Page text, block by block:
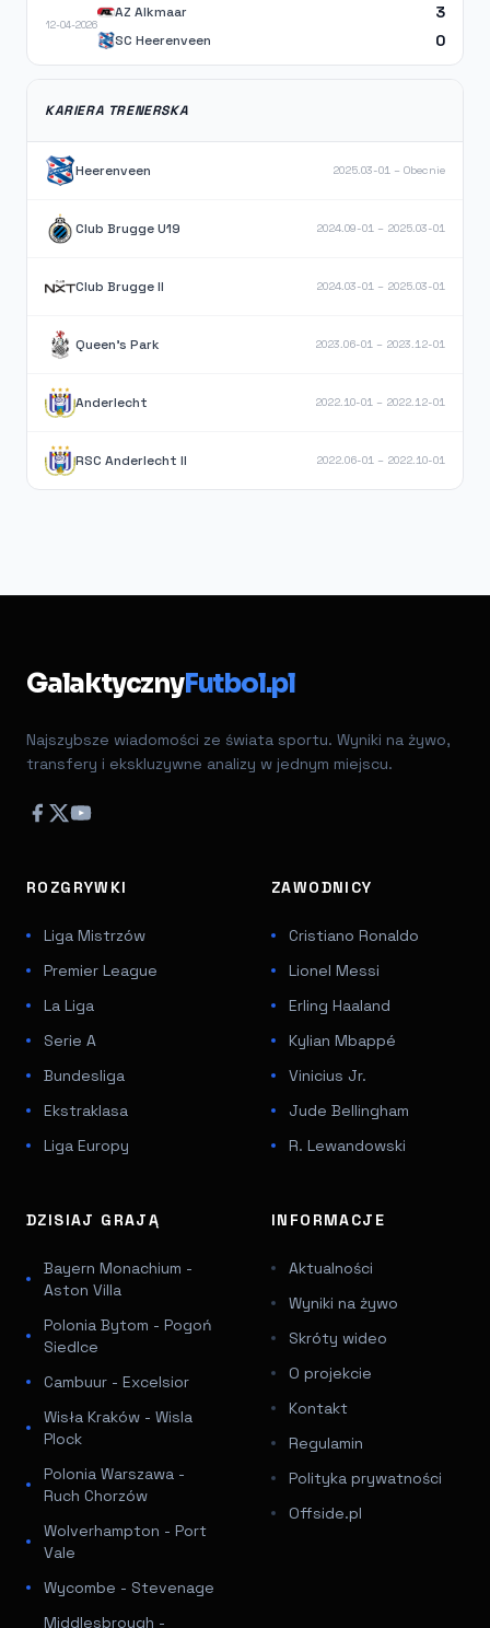
12-04-2026
AZ Alkmaar 3
SC Heerenveen 0
KARIERA TRENERSKA
Heerenveen 2025.03-01 – Obecnie
Club Brugge U19 2024.09-01 – 2025.03-01
Club Brugge II 2024.03-01 – 2025.03-01
Queen's Park 2023.06-01 – 2023.12-01
Anderlecht 2022.10-01 – 2022.12-01
RSC Anderlecht II 2022.06-01 – 2022.10-01
GalaktycznyFutbol.pl
Najszybsze wiadomości ze świata sportu. Wyniki na żywo,
transfery i ekskluzywne analizy w jednym miejscu.
ROZGRYWKI
Liga Mistrzów
Premier League
La Liga
Serie A
Bundesliga
Ekstraklasa
Liga Europy
ZAWODNICY
Cristiano Ronaldo
Lionel Messi
Erling Haaland
Kylian Mbappé
Vinicius Jr.
Jude Bellingham
R. Lewandowski
DZISIAJ GRAJĄ
Bayern Monachium -
Aston Villa
Polonia Bytom - Pogoń
Siedlce
Cambuur - Excelsior
Wisła Kraków - Wisla
Plock
Polonia Warszawa -
Ruch Chorzów
Wolverhampton - Port
Vale
Wycombe - Stevenage
Middlesbrough -
INFORMACJE
Aktualności
Wyniki na żywo
Skróty wideo
O projekcie
Kontakt
Regulamin
Polityka prywatności
Offside.pl